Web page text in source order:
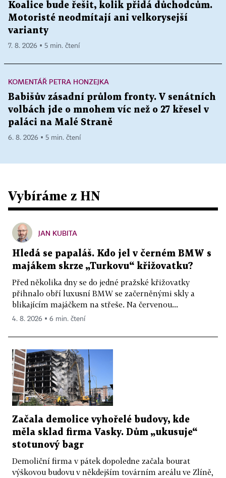
Koalice bude řešit, kolik přidá důchodcům.
Motoristé neodmítají ani velkorysejší
varianty
7. 8. 2026 ▪ 5 min. čtení
KOMENTÁŘ PETRA HONZEJKA
Babišův zásadní průlom fronty. V senátních
volbách jde o mnohem víc než o 27 křesel v
paláci na Malé Straně
6. 8. 2026 ▪ 5 min. čtení
Vybíráme z HN
JAN KUBITA
Hledá se papaláš. Kdo jel v černém BMW s
majákem skrze „Turkovu“ křižovatku?
Před několika dny se do jedné pražské křižovatky
přihnalo obří luxusní BMW se začerněnými skly a
blikajícím majáčkem na střeše. Na červenou...
4. 8. 2026 ▪ 6 min. čtení
Začala demolice vyhořelé budovy, kde
měla sklad firma Vasky. Dům „ukusuje“
stotunový bagr
Demoliční firma v pátek dopoledne začala bourat
výškovou budovu v někdejším továrním areálu ve Zlíně,